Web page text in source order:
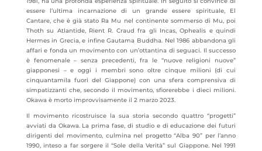
essere l’ultima incarnazione di un grande essere spirituale, El
Cantare, che è già stato Ra Mu nel continente sommerso di Mu, poi
Thoth su Atlantide, Rient R. Craud fra gli Incas, Ophealis e quindi
Hermes in Grecia, e infine Gautama Buddha. Nel 1986 abbandona gli
affari e fonda un movimento con un’ottantina di seguaci. Il successo
è fenomenale – senza precedenti, fra le “nuove religioni nuove”
giapponesi – e oggi i membri sono oltre cinque milioni (di cui
cinquantamila fuori del Giappone) con una sfera comprensiva di
simpatizzanti che, secondo il movimento, sfiorerebbe i dieci milioni.
Okawa è morto improvvisamente il 2 marzo 2023.
Il movimento ricostruisce la sua storia secondo quattro “progetti”
avviati da Okawa. La prima fase, di studio e di educazione dei futuri
dirigenti del movimento, culmina nel progetto “Alba 90” per l’anno
1990, inteso a far sorgere il “Sole della Verità” sul Giappone. Nel 1991